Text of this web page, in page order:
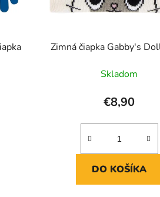
v
Zimná čiapka Gabby's
Skladom
€8,90
DO KOŠÍKA